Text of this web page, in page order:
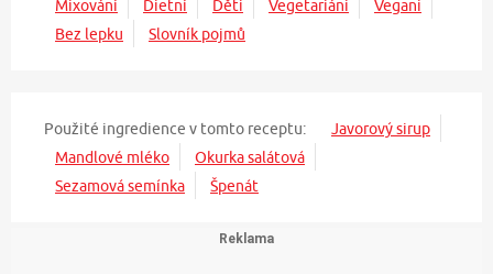
Mixování
Dietní Děti Vegetariáni
Vegani
Bez lepku
Slovník pojmů
Použité ingredience v tomto receptu:
Javorový sirup
Mandlové mléko
Okurka salátová
Sezamová semínka
Špenát